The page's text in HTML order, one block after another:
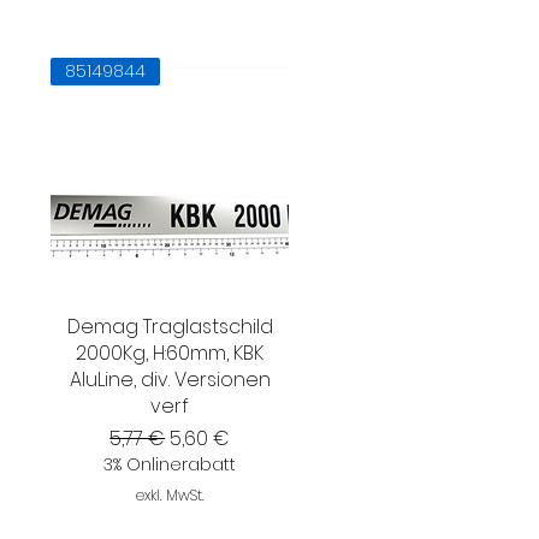
85149844
Demag Traglastschild
2000Kg, H:60mm, KBK
AluLine, div. Versionen
verf
Standardpreis
5,77 € Sale-Preis
5,60 €
3% Onlinerabatt
exkl. MwSt.